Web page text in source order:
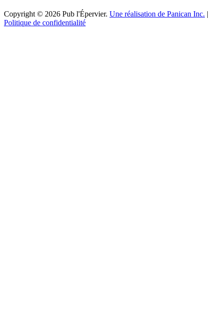
Copyright © 2026 Pub l'Épervier. Une réalisation de Panican Inc. |
Politique de confidentialité